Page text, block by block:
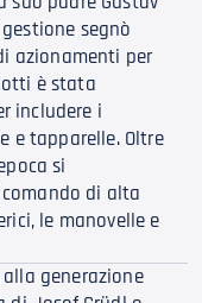
segnò
azionamenti per
è stata
includere i
e tapparelle. Oltre
si
di alta
le manovelle e
generazione